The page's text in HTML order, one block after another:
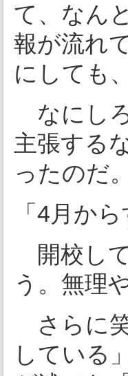
て、なん
報が流れ
にしても
なにし
主張する
ったのだ。
「4月か
開校し
う。無理
さらに
している